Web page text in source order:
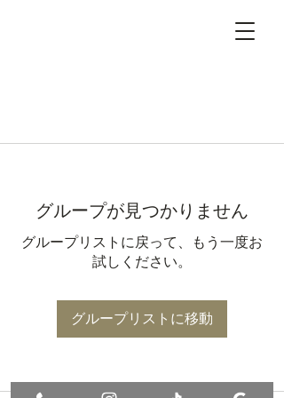
グループが見つかりません
グループリストに戻って、もう一度お
試しください。
グループリストに移動